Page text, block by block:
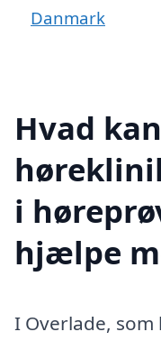
Danmark
Hvad
i
hjælpe
I Overlade,